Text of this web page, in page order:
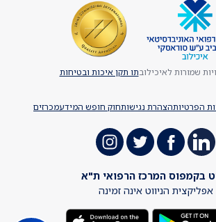
הפרטיותהצהרת נגישותחוק חופש המידעמכרזים
תו תקן איכות ובטיחות
בקמפוס המרכז הרפואי ת"א
אפליקצית הניווט אינה זמינה